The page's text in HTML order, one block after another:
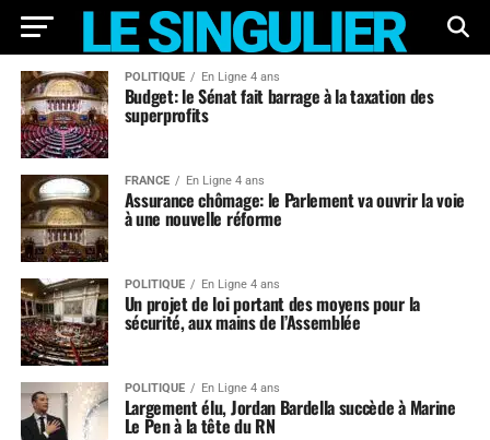
POLITIQUE En Ligne 4 ans
Budget: le Sénat fait barrage à la taxation des
superprofits
FRANCE En Ligne 4 ans
Assurance chômage: le Parlement va ouvrir la voie
à une nouvelle réforme
POLITIQUE En Ligne 4 ans
Un projet de loi portant des moyens pour la
sécurité, aux mains de l’Assemblée
POLITIQUE En Ligne 4 ans
Largement élu, Jordan Bardella succède à Marine
Le Pen à la tête du RN